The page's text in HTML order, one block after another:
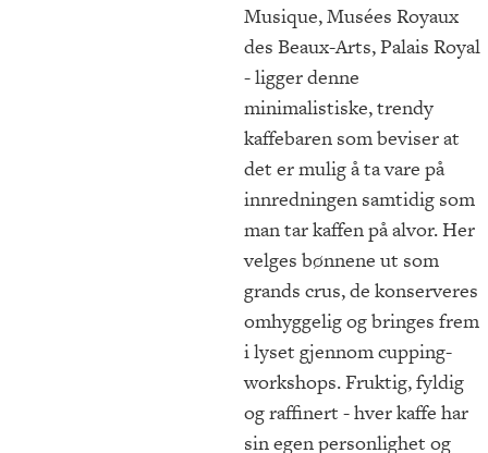
Musique, Musées Royaux
des Beaux-Arts, Palais Royal
- ligger denne
minimalistiske, trendy
kaffebaren som beviser at
det er mulig å ta vare på
innredningen samtidig som
man tar kaffen på alvor. Her
velges bønnene ut som
grands crus, de konserveres
omhyggelig og bringes frem
i lyset gjennom cupping-
workshops. Fruktig, fyldig
og raffinert - hver kaffe har
sin egen personlighet og